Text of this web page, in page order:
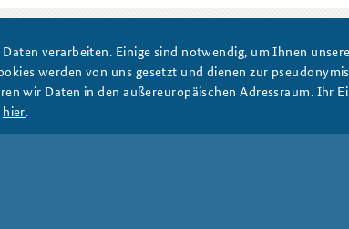
verarbeiten. Einige sind notwendig, um Ihnen
werden von uns gesetzt und dienen zur
wir Daten in den außereuropäischen Adressraum. Ihr
hier.